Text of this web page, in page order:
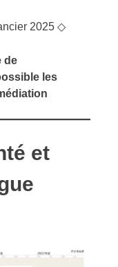
2025 ◇
de
les
et